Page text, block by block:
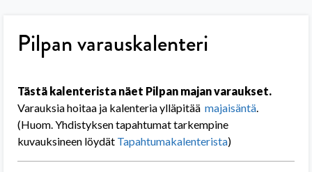
Pilpan varauskalenteri
Tästä kalenterista näet Pilpan majan varaukset.
Varauksia hoitaa ja kalenteria ylläpitää majaisäntä.
(Huom. Yhdistyksen tapahtumat tarkempine
kuvauksineen löydät Tapahtumakalenterista)